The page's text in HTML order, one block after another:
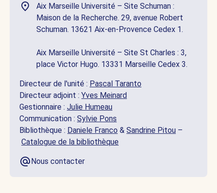
Aix Marseille Université – Site Schuman :
Maison de la Recherche. 29, avenue Robert
Schuman. 13621 Aix-en-Provence Cedex 1.
Aix Marseille Université – Site St Charles : 3,
place Victor Hugo. 13331 Marseille Cedex 3.
Directeur de l'unité : Pascal Taranto
Directeur adjoint : Yves Meinard
Gestionnaire : Julie Humeau
Communication : Sylvie Pons
Bibliothèque : Daniele Franco & Sandrine Pitou –
Catalogue de la bibliothèque
Nous contacter